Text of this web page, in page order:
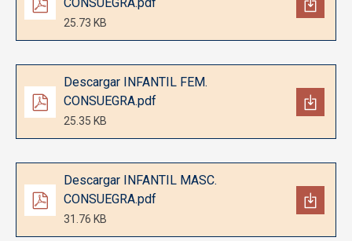
CONSUEGRA.pdf
25.73 KB
Documento
Descargar INFANTIL FEM.
CONSUEGRA.pdf
25.35 KB
Documento
Descargar INFANTIL MASC.
CONSUEGRA.pdf
31.76 KB